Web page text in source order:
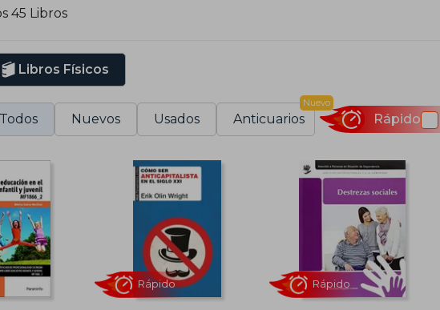
45 Libros
Libros Físicos
Todos Nuevos Usados Anticuarios
Nuevo
Rápido